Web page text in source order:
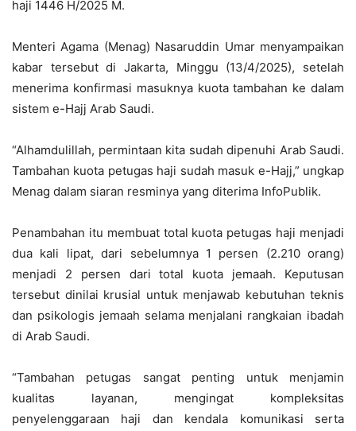
haji 1446 H/2025 M.
Menteri Agama (Menag) Nasaruddin Umar menyampaikan
kabar tersebut di Jakarta, Minggu (13/4/2025), setelah
menerima konfirmasi masuknya kuota tambahan ke dalam
sistem e-Hajj Arab Saudi.
“Alhamdulillah, permintaan kita sudah dipenuhi Arab Saudi.
Tambahan kuota petugas haji sudah masuk e-Hajj,” ungkap
Menag dalam siaran resminya yang diterima InfoPublik.
Penambahan itu membuat total kuota petugas haji menjadi
dua kali lipat, dari sebelumnya 1 persen (2.210 orang)
menjadi 2 persen dari total kuota jemaah. Keputusan
tersebut dinilai krusial untuk menjawab kebutuhan teknis
dan psikologis jemaah selama menjalani rangkaian ibadah
di Arab Saudi.
“Tambahan petugas sangat penting untuk menjamin
kualitas layanan, mengingat kompleksitas
penyelenggaraan haji dan kendala komunikasi serta